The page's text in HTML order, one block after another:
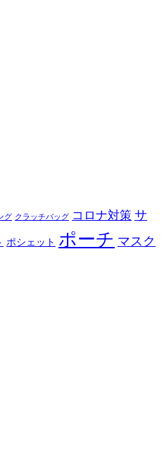
グ クラッチバッグ コロナ対策 サ
ポシェット ポーチ マスク